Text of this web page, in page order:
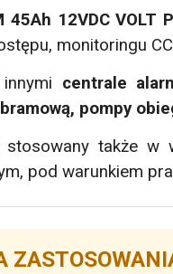
12VDC VOLT
monitoringu
centrale
pompy
także w
pod warunkiem